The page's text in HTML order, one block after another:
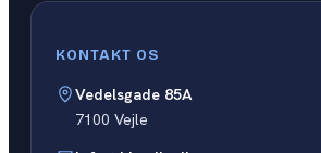
KONTAKT OS
Vedelsgade 85A
7100 Vejle